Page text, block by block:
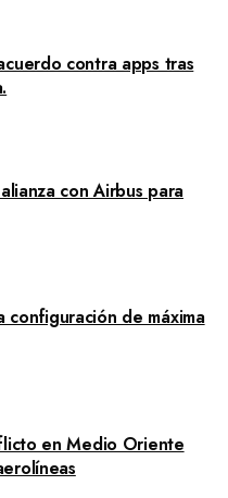
contra apps tras
con Airbus para
de máxima
en Medio Oriente